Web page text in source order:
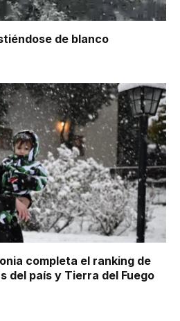
de blanco
completa el ranking de
del país y Tierra del Fuego